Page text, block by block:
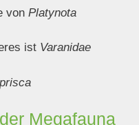
von Platynota
ist Varanidae
Megafauna